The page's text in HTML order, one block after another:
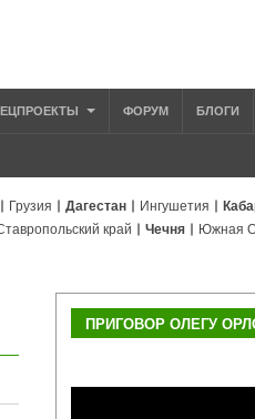
ФОРУМ БЛОГИ
Грузия Дагестан Ингушетия
край Чечня Южная
ПРИГОВОР ОЛЕГУ